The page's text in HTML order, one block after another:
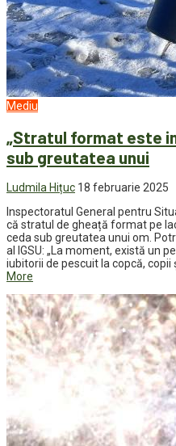
Mediu
„Stratul format este
sub greutatea unui
Ludmila Hițuc 18 februarie 2025
Inspectoratul General pentru
că stratul de gheață format pe
ceda sub greutatea unui om.
al IGSU: „La moment, există un
iubitorii de pescuit la copcă, copii
More